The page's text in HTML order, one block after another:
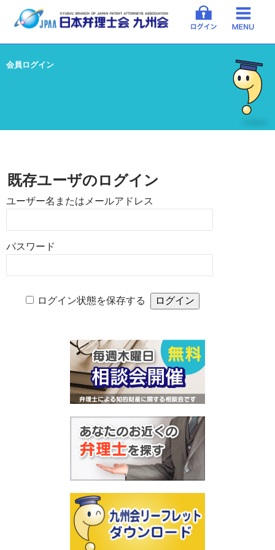
会員ログイン
既存ユーザのログイン
ユーザー名またはメールアドレス
パスワード
ログイン状態を保存する